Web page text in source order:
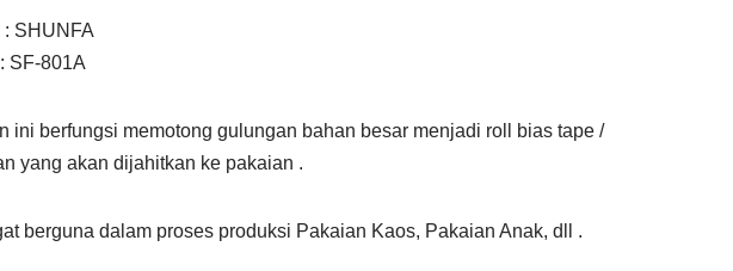
: SHUNFA
SF-801A
ini berfungsi memotong gulungan bahan besar menjadi roll bias tape /
yang akan dijahitkan ke pakaian .
berguna dalam proses produksi Pakaian Kaos, Pakaian Anak, dll .